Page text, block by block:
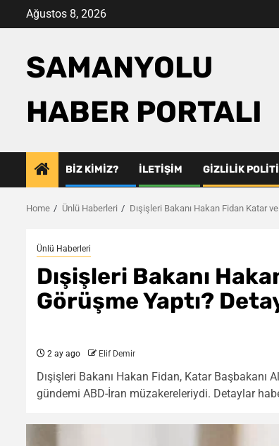
Ağustos 8, 2026
SAMANYOLU
HABER PORTALI
BIZ KIMIZ? İLETIŞIM GIZLILIK
Home Ünlü Haberleri Dışişleri Bakanı Hakan Fidan Katar
Ünlü Haberleri
Dışişleri Bakanı
Görüşme Yaptı?
2 ay ago Elif Demir
Dışişleri Bakanı Hakan Fidan, Katar
gündemi ABD-İran müzakereleriydi. Detaylar